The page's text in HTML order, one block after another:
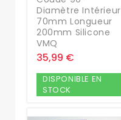
Diamètre Intérieur
70mm Longueur
200mm Silicone
VMQ
35,99 €
DISPONIBLE EN
STOCK